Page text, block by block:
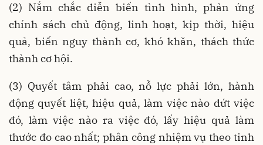
(2) Nắm chắc diễn biến tình hình, phản ứng
chính sách chủ động, linh hoạt, kịp thời, hiệu
quả, biến nguy thành cơ, khó khăn, thách thức
thành cơ hội.
(3) Quyết tâm phải cao, nỗ lực phải lớn, hành
động quyết liệt, hiệu quả, làm việc nào dứt việc
đó, làm việc nào ra việc đó, lấy hiệu quả làm
thước đo cao nhất; phân công nhiệm vụ theo tinh